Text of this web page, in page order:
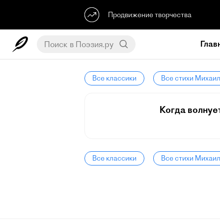
Продвижение творчества
Все классики Все стихи
Когда
Все классики Все стихи